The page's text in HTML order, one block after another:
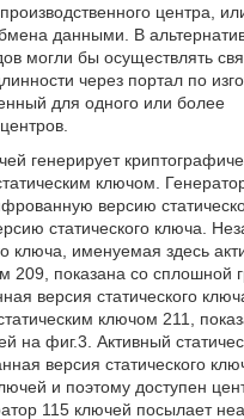
центра,
данными. В
могли бы осуществлять
через портал по
для одного или более
генерирует
ключом.
версию
статического ключа.
ключа, именуемая здесь
209, показана со сплошной
версия статического
ключом 211,
на фиг.3. Активный
версия статического
и поэтому доступен
115 ключей посылает